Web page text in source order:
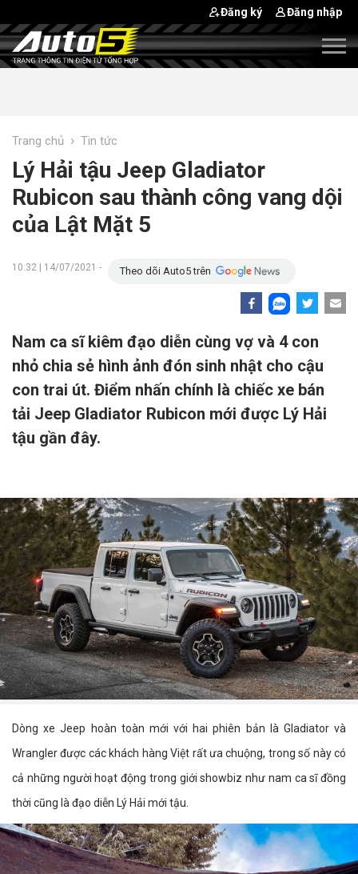
Đăng ký Đăng nhập
Trang chủ › Tin tức
Lý Hải tậu Jeep Gladiator
Rubicon sau thành công vang dội
của Lật Mặt 5
10:32 | 14/07/2021 - Theo dõi Auto5 trên
Nam ca sĩ kiêm đạo diễn cùng vợ và 4 con
nhỏ chia sẻ hình ảnh đón sinh nhật cho cậu
con trai út. Điểm nhấn chính là chiếc xe bán
tải Jeep Gladiator Rubicon mới được Lý Hải
tậu gần đây.
Dòng xe Jeep hoàn toàn mới với hai phiên bản là Gladiator và
Wrangler được các khách hàng Việt rất ưa chuộng, trong số này có
cả những người hoạt động trong giới showbiz như nam ca sĩ đồng
thời cũng là đạo diễn Lý Hải mới tậu.